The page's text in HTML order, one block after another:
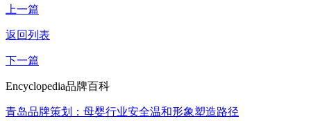
上一篇
返回列表
下一篇
Encyclopedia品牌百科
青岛品牌策划：母婴行业安全温和形象塑造路径